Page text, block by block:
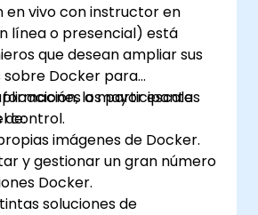
en vivo con instructor en
línea o presencial) está
que desean ampliar sus
Docker para
a mayor escala
control.
formación, los participantes
de:
imágenes de Docker.
y gestionar un gran número
Docker.
soluciones de